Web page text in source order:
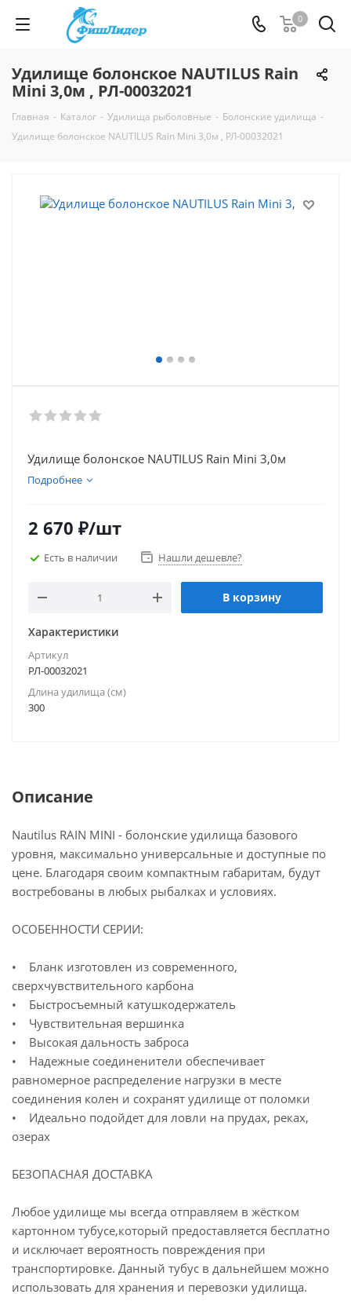
0
Удилище болонское NAUTILUS Rain
Mini 3,0м , РЛ-00032021
Главная - Каталог - Удилища рыболовные - Болонские удилища -
Удилище болонское NAUTILUS Rain Mini 3,0м , РЛ-00032021
Удилище болонское NAUTILUS Rain Mini 3,0м
Подробнее
2 670 ₽/шт
Есть в наличии Нашли дешевле?
В корзину
Характеристики
Артикул
РЛ-00032021
Длина удилища (см)
300
Описание
Nautilus RAIN MINI - болонские удилища базового
уровня, максимально универсальные и доступные по
цене. Благодаря своим компактным габаритам, будут
востребованы в любых рыбалках и условиях.
ОСОБЕННОСТИ СЕРИИ:
• Бланк изготовлен из современного,
сверхчувствительного карбона
• Быстросъемный катушкодержатель
• Чувствительная вершинка
• Высокая дальность заброса
• Надежные соединенители обеспечивает
равномерное распределение нагрузки в месте
соединения колен и сохранят удилище от поломки
• Идеально подойдет для ловли на прудах, реках,
озерах
БЕЗОПАСНАЯ ДОСТАВКА
Любое удилище мы всегда отправляем в жёстком
картонном тубусе,который предоставляется бесплатно
и исключает вероятность повреждения при
транспортировке. Данный тубус в дальнейшем можно
использовать для хранения и перевозки удилища.